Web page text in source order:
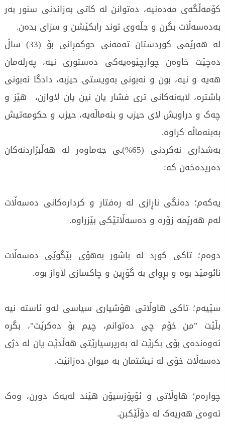
کۆمەڵگەی مەدەنیە، دەتوانن لە کاتی بەزاندنی سنور بەر
بەدەسەڵات بگرن و جڵەوی توند رابکێشن و سزای بدەن.
لە هەرێمی کوردستان تەمەنی حوکمڕانی بۆ (33) ساڵ
دەچێت خاوەن چوارچێوەیەکی دەستوری نیە، پەرلەمان
هەیە و نیە، بون و نەبونی بەویستی حیزبە، دادگا نەبونی
باشترە، لایەنەکانی تری فشار یان نین یان لاوازن، هێز و
چەک و دراویش لای حیزب و بنەماڵەیە، حیزب و حکومەتیش
بەبنەماڵە کراوە.
بەشداری نەکردنی (65%)ـی جەماوەر لە هەڵبژاردنەکان
دەریدەخەن کە:
یەكەم؛ دەنگی ناڕازی لە رەفتار و کردارەکانی دەسەڵات
لەم هەرێمە زۆرە و دەسەڵاتێکی بێزراوە.
دوەم؛ تاکی کورد لە باشور بەهۆی بێگوێی دەسەڵات
نائومێد بوە و بڕوای بە گۆڕین و چاکسازی لاواز بوە.
سێیەم؛ تاکی هاوڵاتی هۆشیاری سیاسی لەو ئاستە نیە
بڵێت "من خۆم چی دەتوانم، چیم بۆ دەکرێت"، بگرە
ئەوەندەی بۆی بکرێت لە بەرپرسیارێتی هەڵدێت یان لە دژی
دەسەڵات خۆی لە نیشتمان بە میوان دەزانێت.
چوارەم؛ هاوڵاتی و ئۆپۆزسیۆن هێند لەیەک دورن، وەک
ئەوەی هەریەک لە دۆڵێکبن.